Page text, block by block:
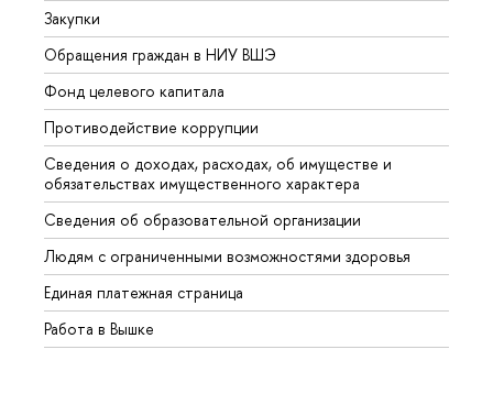
Закупки
Обращения граждан в НИУ ВШЭ
Фонд целевого капитала
Противодействие коррупции
Сведения о доходах, расходах, об имуществе и
обязательствах имущественного характера
Сведения об образовательной организации
Людям с ограниченными возможностями здоровья
Единая платежная страница
Работа в Вышке